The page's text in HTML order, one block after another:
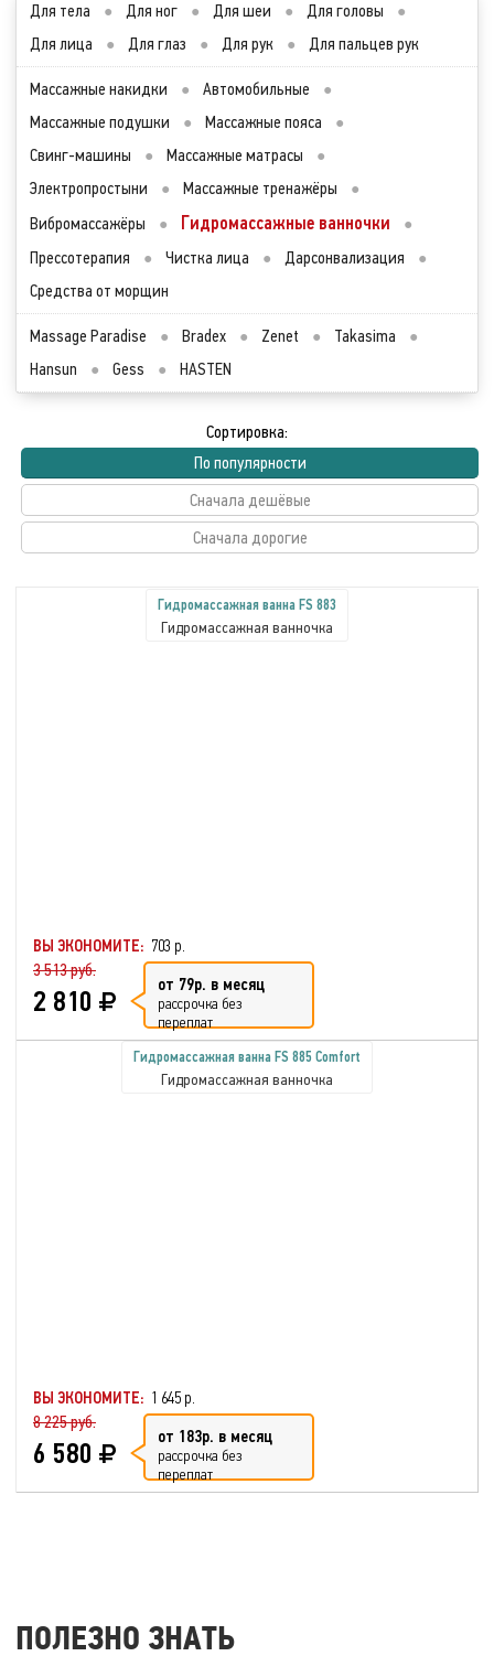
Для тела ● Для ног ● Для шеи ● Для головы
●
Для лица
● Для глаз ● Для рук ● Для пальцев рук
Массажные накидки ● Автомобильные
●
Массажные подушки
● Массажные пояса
●
Свинг-машины
● Массажные матрасы
●
Электропростыни
● Массажные тренажёры
●
Вибромассажёры
● Гидромассажные ванночки
●
Прессотерапия
● Чистка лица ● Дарсонвализация
●
Средства от морщин
Massage Paradise ● Bradex ● Zenet ● Takasima
●
Hansun
● Gess ● HASTEN
Сортировка:
По популярности
Сначала дешёвые
Сначала дорогие
Гидромассажная ванна FS 883
Гидромассажная ванночка
ВЫ ЭКОНОМИТЕ: 703 р.
3 513 руб.
2 810 от 79р. в месяц
рассрочка без
переплат
Гидромассажная ванна FS 885 Comfort
Гидромассажная ванночка
ВЫ ЭКОНОМИТЕ: 1 645 р.
8 225 руб.
6 580 от 183р. в месяц
рассрочка без
переплат
ПОЛЕЗНО ЗНАТЬ